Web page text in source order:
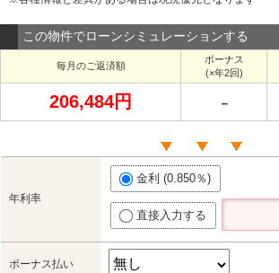
この物件でローンシミュレーションする
毎月のご返済額
ボーナス
(×年2回)
206,484円 －
年利率
金利 (0.850％)
直接入力する
ボーナス払い